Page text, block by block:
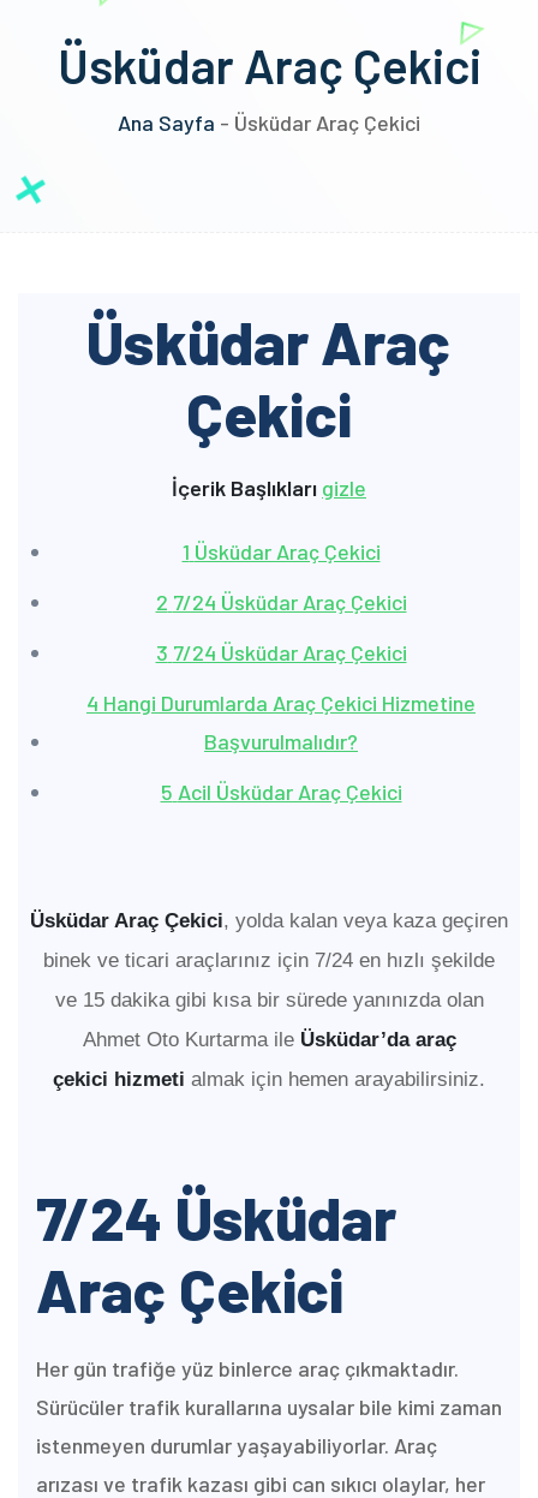
Üsküdar Araç Çekici
Ana Sayfa - Üsküdar Araç Çekici
Üsküdar Araç
Çekici
İçerik Başlıkları gizle
1 Üsküdar Araç Çekici
2 7/24 Üsküdar Araç Çekici
3 7/24 Üsküdar Araç Çekici
4 Hangi Durumlarda Araç Çekici Hizmetine
Başvurulmalıdır?
5 Acil Üsküdar Araç Çekici
Üsküdar Araç Çekici, yolda kalan veya kaza geçiren
binek ve ticari araçlarınız için 7/24 en hızlı şekilde
ve 15 dakika gibi kısa bir sürede yanınızda olan
Ahmet Oto Kurtarma ile Üsküdar’da araç
çekici hizmeti almak için hemen arayabilirsiniz.
7/24 Üsküdar
Araç Çekici
Her gün trafiğe yüz binlerce araç çıkmaktadır.
Sürücüler trafik kurallarına uysalar bile kimi zaman
istenmeyen durumlar yaşayabiliyorlar. Araç
arızası ve trafik kazası gibi can sıkıcı olaylar, her